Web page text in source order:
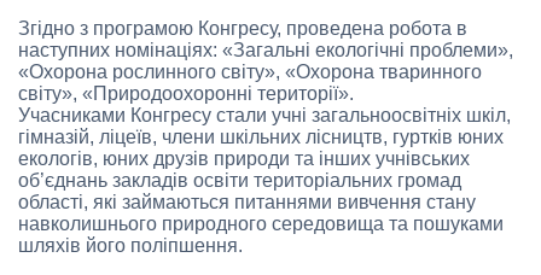
Згідно з програмою Конгресу, проведена робота в
наступних номінаціях: «Загальні екологічні проблеми»,
«Охорона рослинного світу», «Охорона тваринного
світу», «Природоохоронні території».
Учасниками Конгресу стали учні загальноосвітніх шкіл,
гімназій, ліцеїв, члени шкільних лісництв, гуртків юних
екологів, юних друзів природи та інших учнівських
об’єднань закладів освіти територіальних громад
області, які займаються питаннями вивчення стану
навколишнього природного середовища та пошуками
шляхів його поліпшення.